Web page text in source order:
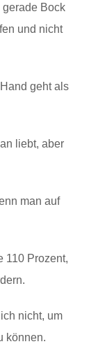
gerade Bock
und nicht
geht als
liebt, aber
man auf
110 Prozent,
nicht, um
können.